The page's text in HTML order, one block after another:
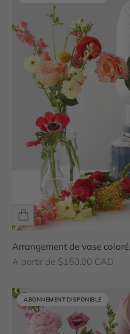
Arrangement de vase
Prix de vente
A partir de $150.00 CAD
ABONNEMENT DISPONIBLE
ABONNEMENT DISPONIBLE